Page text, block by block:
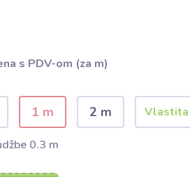
s PDV-om (za m)
1 m 2 m
0.3 m